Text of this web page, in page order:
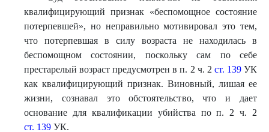
квалифицирующий признак «беспомощное состояние
потерпевшей», но неправильно мотивировал это тем,
что потерпевшая в силу возраста не находилась в
беспомощном состоянии, поскольку сам по себе
престарелый возраст предусмотрен в п. 2 ч. 2 ст. 139УК
как квалифицирующий признак. Виновный, лишая ее
жизни, сознавал это обстоятельство, что и дает
основание для квалификации убийства по п. 2 ч. 2
ст. 139 УК.